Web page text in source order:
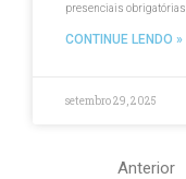
presenciais obrigatórias.
CONTINUE LENDO »
setembro 29, 2025
Anterior